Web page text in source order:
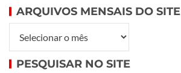
ARQUIVOS MENSAIS DO SITE
PESQUISAR NO SITE